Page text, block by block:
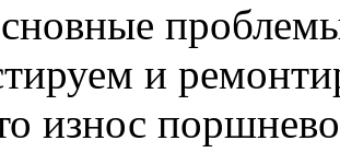
и
износ